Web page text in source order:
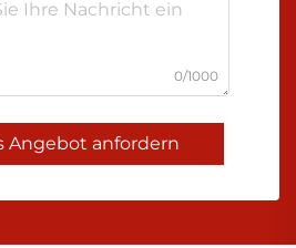
0/1000
Angebot anfordern